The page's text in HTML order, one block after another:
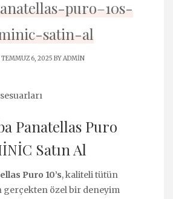
puro–10s-
satin-al
TEMMUZ 6, 2025 BYADMIN
Panatellas Puro
Satın Al
Puro 10’s, kaliteli tütün
gerçekten özel bir deneyim